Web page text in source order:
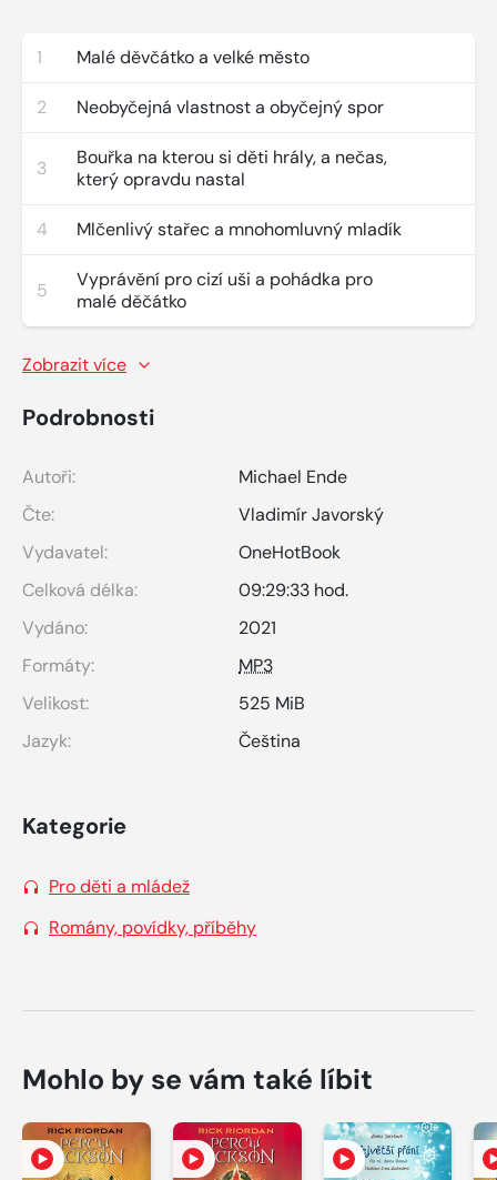
1 Malé děvčátko a velké město
2 Neobyčejná vlastnost a obyčejný spor
3
Bouřka na kterou si děti hrály, a nečas,
který opravdu nastal
4 Mlčenlivý stařec a mnohomluvný mladík
5
Vyprávění pro cizí uši a pohádka pro
malé děčátko
Zobrazit více
Podrobnosti
Autoři:
Michael Ende
Čte:
Vladimír Javorský
Vydavatel:
OneHotBook
Celková délka:
09:29:33 hod.
Vydáno:
2021
Formáty:
MP3
Velikost:
525 MiB
Jazyk:
Čeština
Kategorie
Pro děti a mládež
Romány, povídky, příběhy
Mohlo by se vám také líbit